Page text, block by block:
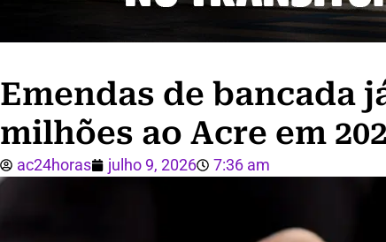
Emendas de bancada
milhões ao Acre em
ac24horas julho 9, 2026 7:36 am